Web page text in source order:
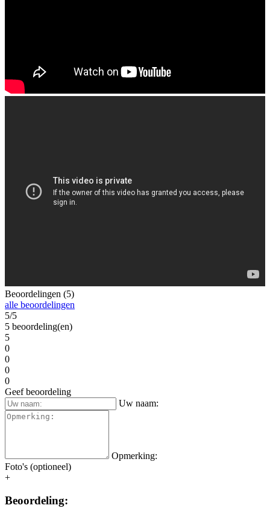
Beoordelingen (5)
alle beoordelingen
5/5
5 beoordeling(en)
5
0
0
0
0
Geef beoordeling
Uw naam:
Opmerking:
Foto's (optioneel)
+
Beoordeling: